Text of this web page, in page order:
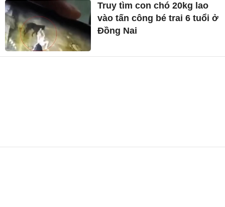
Truy tìm con chó 20kg lao
vào tấn công bé trai 6 tuổi ở
Đồng Nai